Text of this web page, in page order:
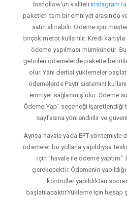
İnsfollow'un kaliteliinstagram
paketleri tam bir emniyet arasında
satın alınabilir. Ödeme için
birçok metot kullanılır. Kredi
ödeme yapılması mümkündür.
getirilen ödemelerde pakette
olur. Yani derhal yüklemeler
ödemelerde Paytr sistemini
emniyet sağlanmış olur. Ödeme
Ödeme Yap" seçeneği
sayfasına yönlendirilir ve
Ayrıca havale yada EFT yöntemiyle
ödemeler bu yollarla yapıldıysa
için "havale ile ödeme yaptım."
gerekecektir. Ödemenin
kontroller yapıldıktan
başlatılacaktır.Yükleme için